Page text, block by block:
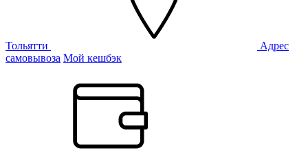
Тольятти
Адрес
самовывоза Мой кешбэк